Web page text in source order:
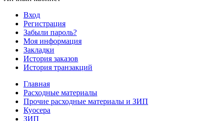
Вход
Регистрация
Забыли пароль?
Моя информация
Закладки
История заказов
История транзакций
Главная
Расходные материалы
Прочие расходные материалы и ЗИП
Куосера
ЗИП